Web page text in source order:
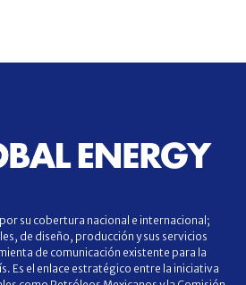
su cobertura nacional e internacional;
de diseño, producción y sus servicios
de comunicación existente para la
Es el enlace estratégico entre la iniciativa